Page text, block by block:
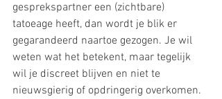
gesprekspartner een (zichtbare)
tatoeage heeft, dan wordt je blik er
gegarandeerd naartoe gezogen. Je wil
weten wat het betekent, maar tegelijk
wil je discreet blijven en niet te
nieuwsgierig of opdringerig overkomen.